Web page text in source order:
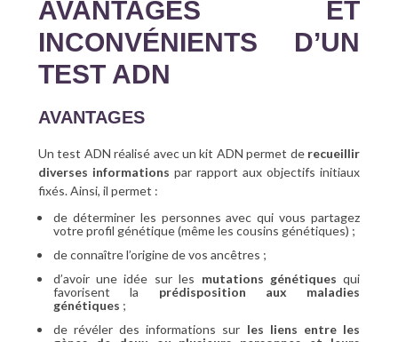
AVANTAGES ET
INCONVÉNIENTS D’UN
TEST ADN
AVANTAGES
Un test ADN réalisé avec un kit ADN permet de recueillir
diverses informations par rapport aux objectifs initiaux
fixés. Ainsi, il permet :
de déterminer les personnes avec qui vous partagez
votre profil génétique (même les cousins génétiques) ;
de connaître l’origine de vos ancêtres ;
d’avoir une idée sur les mutations génétiques qui
favorisent la prédisposition aux maladies
génétiques ;
de révéler des informations sur les liens entre les